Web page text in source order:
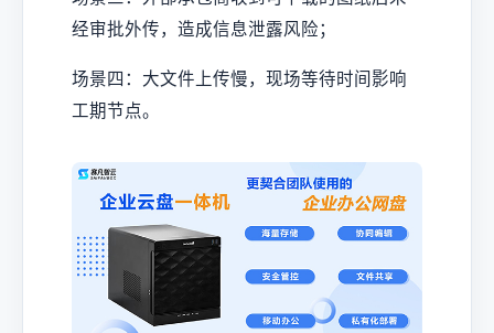
经审批外传，造成信息泄露风险；
场景四：大文件上传慢，现场等待时间影响
工期节点。